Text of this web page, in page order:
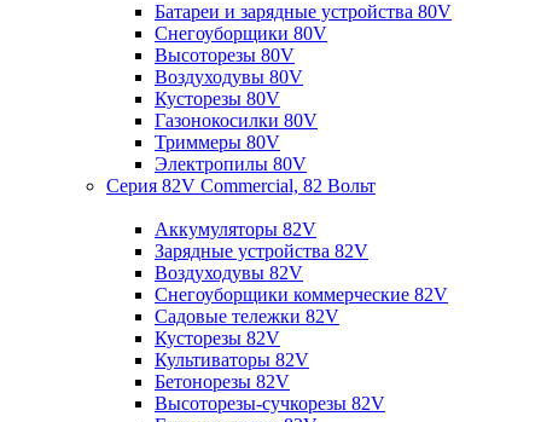
Батареи и зарядные устройства 80V
Снегоуборщики 80V
Высоторезы 80V
Воздуходувы 80V
Кусторезы 80V
Газонокосилки 80V
Триммеры 80V
Электропилы 80V
Серия 82V Commercial, 82 Вольт
Аккумуляторы 82V
Зарядные устройства 82V
Воздуходувы 82V
Снегоуборщики коммерческие 82V
Садовые тележки 82V
Кусторезы 82V
Культиваторы 82V
Бетонорезы 82V
Высоторезы-сучкорезы 82V